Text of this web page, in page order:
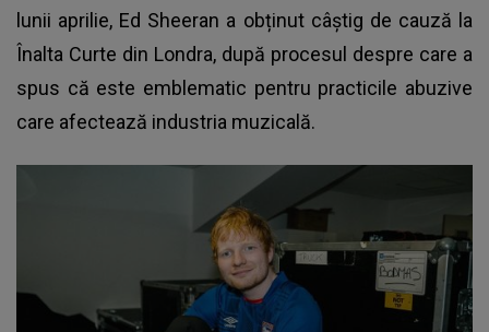
lunii aprilie, Ed Sheeran a obținut câștig de cauză la
Înalta Curte din Londra, după procesul despre care a
spus că este emblematic pentru practicile abuzive
care afectează industria muzicală.